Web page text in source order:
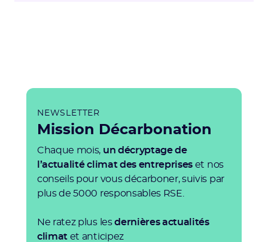
NEWSLETTER
Mission Décarbonation
Chaque mois, un décryptage de
l’actualité climat des entreprises et nos
conseils pour vous décarboner, suivis par
plus de 5000 responsables RSE.
Ne ratez plus lesdernières actualités
climat et anticipez